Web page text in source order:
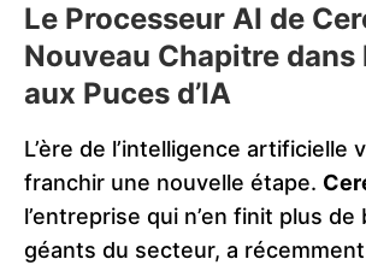
Le Processeur AI de
Nouveau Chapitre dans
aux Puces d’IA
L’ère de l’intelligence artificielle
franchir une nouvelle étape.
l’entreprise qui n’en finit plus
géants du secteur, a